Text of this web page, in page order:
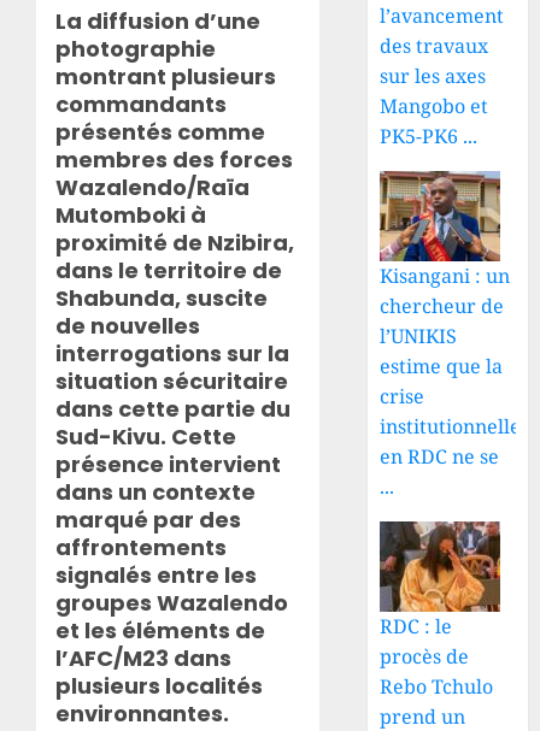
La diffusion d’une
photographie
montrant plusieurs
commandants
présentés comme
membres des forces
Wazalendo/Raïa
Mutomboki à
proximité de Nzibira,
dans le territoire de
Shabunda, suscite
de nouvelles
interrogations sur la
situation sécuritaire
dans cette partie du
Sud-Kivu. Cette
présence intervient
dans un contexte
marqué par des
affrontements
signalés entre les
groupes Wazalendo
et les éléments de
l’AFC/M23 dans
plusieurs localités
environnantes.
l’avancement
des travaux
sur les axes
Mangobo et
PK5-PK6 ...
Kisangani : un
chercheur de
l’UNIKIS
estime que la
crise
institutionnelle
en RDC ne se
...
RDC : le
procès de
Rebo Tchulo
prend un